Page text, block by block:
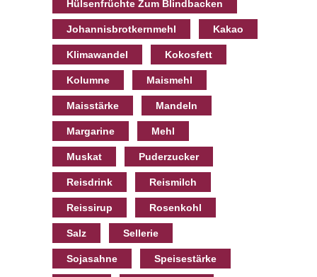
Hülsenfrüchte Zum Blindbacken
Johannisbrotkernmehl Kakao
Klimawandel Kokosfett
Kolumne Maismehl
Maisstärke Mandeln
Margarine Mehl
Muskat Puderzucker
Reisdrink Reismilch
Reissirup Rosenkohl
Salz Sellerie
Sojasahne Speisestärke